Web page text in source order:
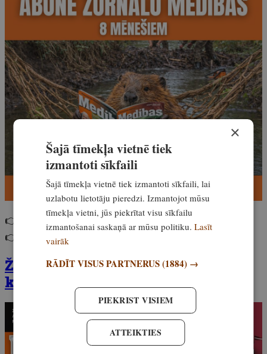
👉 Abonē 8 mēnešiembez pielikumiem.
👉 Abonē 8 mēnešiem
ar lielo ģimenes komplektu
Žurnāla Medības aprīļa numurs ir
klāt! Iegādājies to šeit
×
Šajā tīmekļa vietnē tiek
izmantoti sīkfaili
Šajā tīmekļa vietnē tiek izmantoti sīkfaili, lai
uzlabotu lietotāju pieredzi. Izmantojot mūsu
tīmekļa vietni, jūs piekrītat visu sīkfailu
izmantošanai saskaņā ar mūsu politiku.Lasīt
vairāk
RĀDĪT VISUS PARTNERUS(1884) →
PIEKRIST VISIEM
ATTEIKTIES